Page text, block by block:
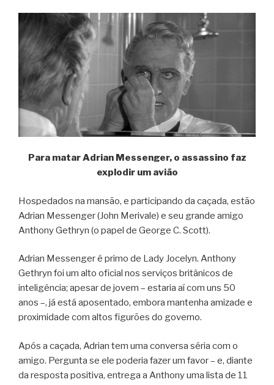
Para matar Adrian Messenger, o assassino faz
explodir um avião
Hospedados na mansão, e participando da caçada, estão
Adrian Messenger (John Merivale) e seu grande amigo
Anthony Gethryn (o papel de George C. Scott).
Adrian Messenger é primo de Lady Jocelyn. Anthony
Gethryn foi um alto oficial nos serviços britânicos de
inteligência; apesar de jovem – estaria aí com uns 50
anos –, já está aposentado, embora mantenha amizade e
proximidade com altos figurões do governo.
Após a caçada, Adrian tem uma conversa séria com o
amigo. Pergunta se ele poderia fazer um favor – e, diante
da resposta positiva, entrega a Anthony uma lista de 11